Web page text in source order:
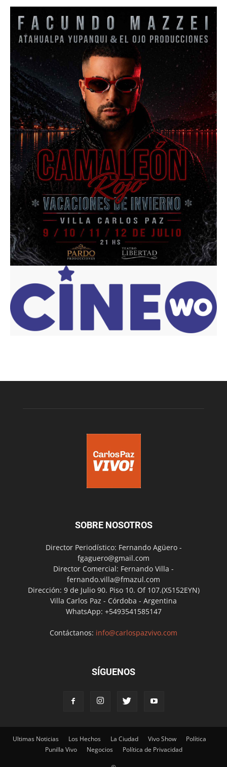
SOBRE NOSOTROS
Director Periodístico: Fernando Agüero -
fgaguero@gmail.com
Director Comercial: Fernando Villa -
fernando.villa@fmazul.com
Dirección: 9 de Julio 90. Piso 10. Of 107.(X5152EYN)
Villa Carlos Paz - Córdoba - Argentina
WhatsApp: +5493541585147
Contáctanos: info@carlospazvivo.com
SÍGUENOS
Ultimas Noticias Los Hechos La Ciudad Vivo Show
Política
Punilla Vivo
Negocios Política de Privacidad